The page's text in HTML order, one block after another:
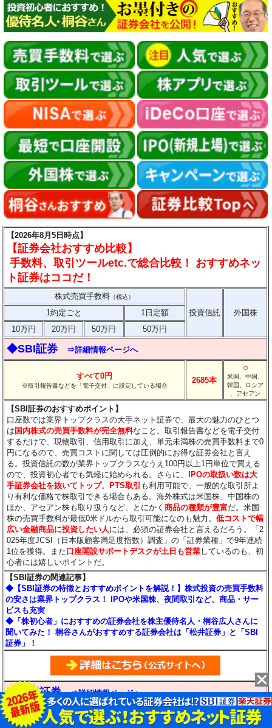
【2026年8月5日時点】
【証券会社おすすめ比較】
手数料、取引ツールetc.で総合比較！ おすすめネッ
ト証券はココだ！
株式売買手数料 （税込）
投資信託 外国株
1約定ごと
1日定額
10万円
20万円 50万円 50万円
◆SBI証券 ⇒詳細情報ページへ
すべて0円
※取引報告書などを「電子交付」に設定している場合
2685本
○
米国、中国、
韓国、ロシア
、アセアン
【SBI証券のおすすめポイント】
口座数では業界トップクラスの大手ネット証券で、最大の魅力のひとつ
は 国内株式の売買手数料が完全無料なこと。取引報告書などを電子交付
するだけで、現物取引、信用取引に加え、単元未満株の売買手数料まで0
円になるので、売買コストに関しては圧倒的にお得な証券会社と言え
る。投資信託の数が業界トップクラスなうえ100円以上1円単位で買える
ので、投資初心者でも気軽に始められる。さらに、
IPOの取扱い数は大
手証券会社を抜いてトップ。 PTS取引 も利用可能で、一般的な取引所よ
り有利な価格で株取引できる場合もある。海外株式は米国株、中国株の
ほか、アセアン株も取り扱うなど、とにかく商品の種類が豊富だ。米国
株の売買手数料が最低0米ドルから取引可能になのも魅力。低コストで幅
広い金融商品に投資したい人には、必須の証券会社と言えるだろう。「2
025年度JCSI（日本版顧客満足度指数）調査」の「証券業種」で9年連続
1位を獲得。また口座開設サポートデスクが土日も営業しているのも、初
心者には嬉しいポイントだ。
【SBI証券の関連記事】
◆【SBI証券の特徴とおすすめポイントを解説！】株式投資の売買手数料
の安さは業界トップクラス！ IPOや米国株、夜間取引など、商品・サー
ビスも充実
◆「株初心者」におすすめの証券会社を株主優待名人・桐谷広人さんに
聞いてみた！ 桐谷さんがおすすめする証券会社は「松井証券」と「SBI
証券」！
◆楽天証券 ⇒詳細情報ページへ
すべて0円 2629本
○
米国、中国